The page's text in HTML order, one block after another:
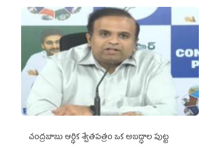
చంద్రబాబు ఆర్థిక శ్వేతపత్రం ఒక అబద్ధాల పుట్ట